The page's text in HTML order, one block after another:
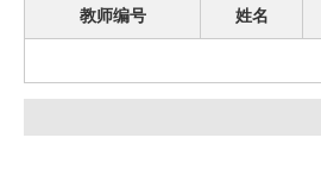
教师编号 姓名